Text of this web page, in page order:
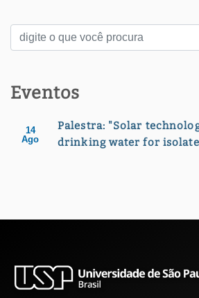
Eventos
14
Ago
Palestra: "Solar
drinking water for